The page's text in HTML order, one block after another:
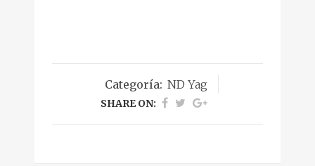
Categoría: ND Yag
SHARE ON: